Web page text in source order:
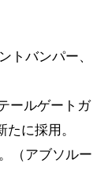
トバンパー、
ールゲートガ
に採用。
（アブソルー